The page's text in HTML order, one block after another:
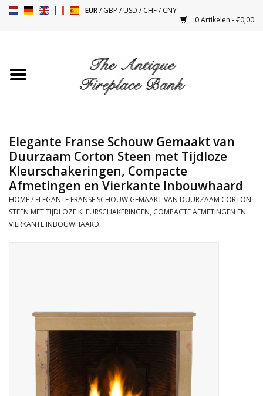
EUR/GBP /USD /CHF/CNY
0 Artikelen - €0,00
Toebehoren
Kacheltjes
Tafels
Vloeren - Steen, Terra Cotta
& Marmer
Elegante Franse Schouw Gemaakt van
Duurzaam Corton Steen met Tijdloze
Kleurschakeringen, Compacte
Afmetingen en Vierkante Inbouwhaard
HOME/ ELEGANTE FRANSE SCHOUW GEMAAKT VAN DUURZAAM CORTON
STEEN MET TIJDLOZE KLEURSCHAKERINGEN, COMPACTE AFMETINGEN EN
VIERKANTE INBOUWHAARD